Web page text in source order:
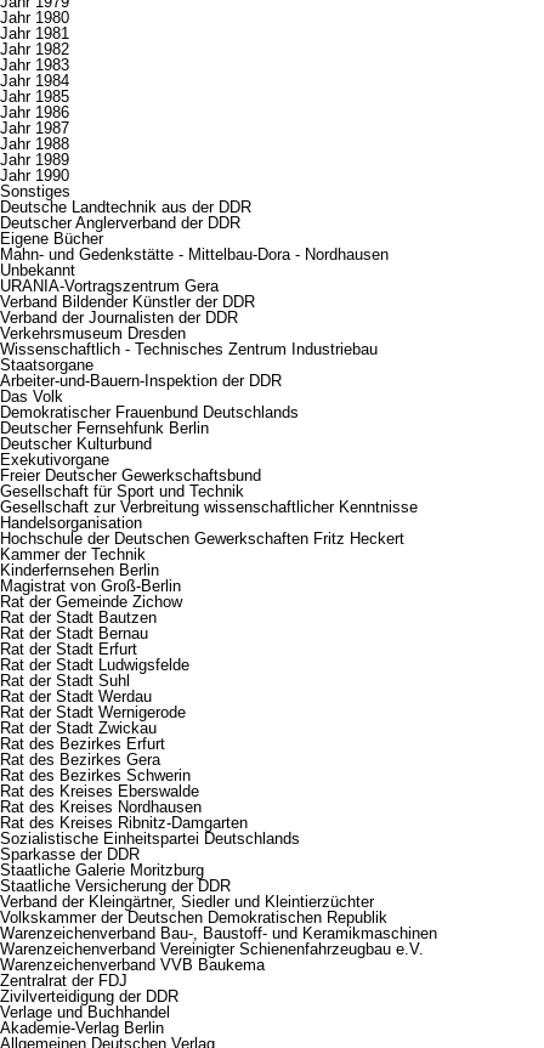
Jahr 1980
Jahr 1981
Jahr 1982
Jahr 1983
Jahr 1984
Jahr 1985
Jahr 1986
Jahr 1987
Jahr 1988
Jahr 1989
Jahr 1990
Sonstiges
Deutsche Landtechnik aus der DDR
Deutscher Anglerverband der DDR
Eigene Bücher
Mahn- und Gedenkstätte - Mittelbau-Dora - Nordhausen
Unbekannt
URANIA-Vortragszentrum Gera
Verband Bildender Künstler der DDR
Verband der Journalisten der DDR
Verkehrsmuseum Dresden
Wissenschaftlich - Technisches Zentrum Industriebau
Staatsorgane
Arbeiter-und-Bauern-Inspektion der DDR
Das Volk
Demokratischer Frauenbund Deutschlands
Deutscher Fernsehfunk Berlin
Deutscher Kulturbund
Exekutivorgane
Freier Deutscher Gewerkschaftsbund
Gesellschaft für Sport und Technik
Gesellschaft zur Verbreitung wissenschaftlicher Kenntnisse
Handelsorganisation
Hochschule der Deutschen Gewerkschaften Fritz Heckert
Kammer der Technik
Kinderfernsehen Berlin
Magistrat von Groß-Berlin
Rat der Gemeinde Zichow
Rat der Stadt Bautzen
Rat der Stadt Bernau
Rat der Stadt Erfurt
Rat der Stadt Ludwigsfelde
Rat der Stadt Suhl
Rat der Stadt Werdau
Rat der Stadt Wernigerode
Rat der Stadt Zwickau
Rat des Bezirkes Erfurt
Rat des Bezirkes Gera
Rat des Bezirkes Schwerin
Rat des Kreises Eberswalde
Rat des Kreises Nordhausen
Rat des Kreises Ribnitz-Damgarten
Sozialistische Einheitspartei Deutschlands
Sparkasse der DDR
Staatliche Galerie Moritzburg
Staatliche Versicherung der DDR
Verband der Kleingärtner, Siedler und Kleintierzüchter
Volkskammer der Deutschen Demokratischen Republik
Warenzeichenverband Bau-, Baustoff- und Keramikmaschinen
Warenzeichenverband Vereinigter Schienenfahrzeugbau e.V.
Warenzeichenverband VVB Baukema
Zentralrat der FDJ
Zivilverteidigung der DDR
Verlage und Buchhandel
Akademie-Verlag Berlin
Allgemeinen Deutschen Verlag